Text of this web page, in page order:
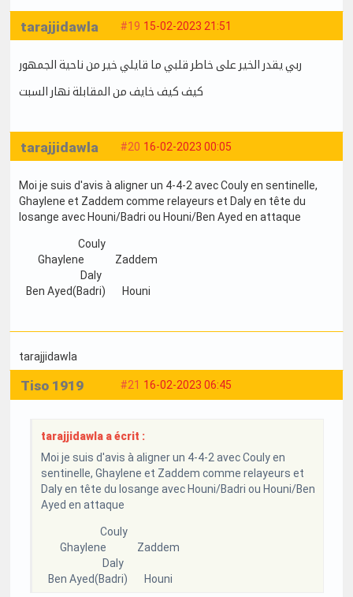
#19 15-02-2023 21:51
tarajjidawla
ربي يقدر الخير على خاطر قلبي ما قايلي خير من ناحية الجمهور
كيف كيف خايف من المقابلة نهار السبت
#20 16-02-2023 00:05
tarajjidawla
Moi je suis d'avis à aligner un 4-4-2 avec Couly en sentinelle,
Ghaylene et Zaddem comme relayeurs et Daly en tête du
losange avec Houni/Badri ou Houni/Ben Ayed en attaque
Couly
Ghaylene Zaddem
Daly
Ben Ayed(Badri) Houni
tarajjidawla
#21 16-02-2023 06:45
Tiso 1919
tarajjidawla a écrit :
Moi je suis d'avis à aligner un 4-4-2 avec Couly en
sentinelle, Ghaylene et Zaddem comme relayeurs et
Daly en tête du losange avec Houni/Badri ou Houni/Ben
Ayed en attaque
Couly
Ghaylene Zaddem
Daly
Ben Ayed(Badri) Houni